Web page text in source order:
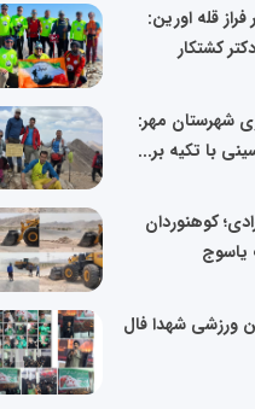
قله اورین:
کشتکار
شهرستان مهر:
با تکیه بر...
کوهنوردان
یاسوج
شهدا فال